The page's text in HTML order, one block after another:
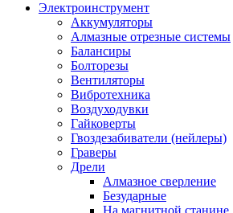
Электроинструмент
Аккумуляторы
Алмазные отрезные системы
Балансиры
Болторезы
Вентиляторы
Вибротехника
Воздуходувки
Гайковерты
Гвоздезабиватели (нейлеры)
Граверы
Дрели
Алмазное сверление
Безударные
На магнитной станине